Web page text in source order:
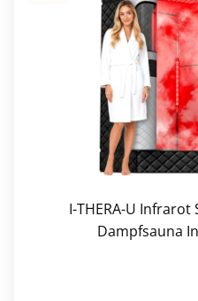
I-THERA-U
Dampfsauna